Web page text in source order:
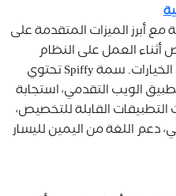
أبرز الميزات المتقدمة على
العمل على النظام
الخلفي مع مجموعة واسعة من الخيارات. سمة Spiffy تحتوي
تطبيق الويب التقدمي، استجابة
التطبيقات القابلة للتخصيص،
دعم اللغة من اليمين لليسار